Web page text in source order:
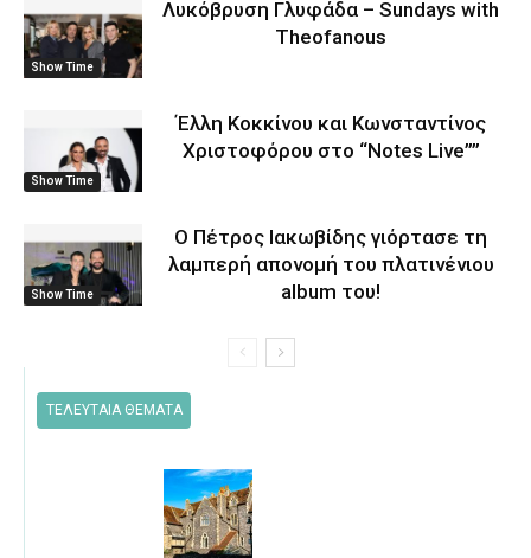
Show Time
Λυκόβρυση Γλυφάδα – Sundays with
Theofanous
Show Time
Έλλη Κοκκίνου και Κωνσταντίνος
Χριστοφόρου στο “Notes Live””
Show Time
O Πέτρος Ιακωβίδης γιόρτασε τη
λαμπερή απονομή του πλατινένιου
album του!
ΤΕΛΕΥΤΑΙΑ ΘΕΜΑΤΑ